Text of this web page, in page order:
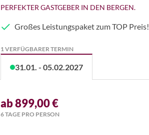
PERFEKTER GASTGEBER IN DEN BERGEN.
Großes Leistungspaket zum TOP Preis!
1 VERFÜGBARER TERMIN
31.01. - 05.02.2027
ab 899,00 €
6 TAGE PRO PERSON